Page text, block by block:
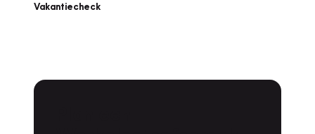
Vakantiecheck